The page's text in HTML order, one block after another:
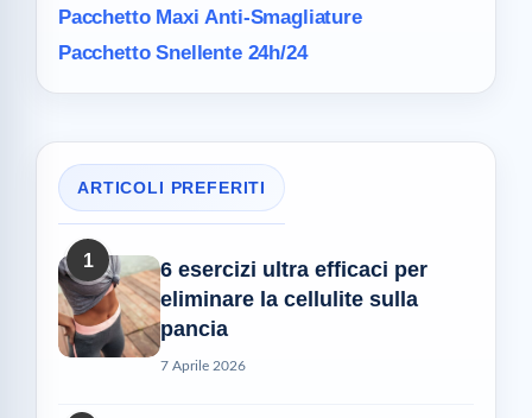
Pacchetto MaxiAnti-Smagliature
Pacchetto Snellente 24h/24
ARTICOLI PREFERITI
1
6 esercizi ultra efficaci per
eliminare la cellulite sulla
pancia
7 Aprile 2026